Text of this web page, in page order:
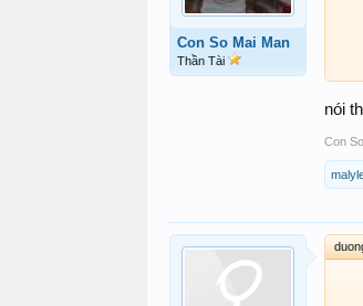
Con So Mai Man
Thần Tài
nói
Con